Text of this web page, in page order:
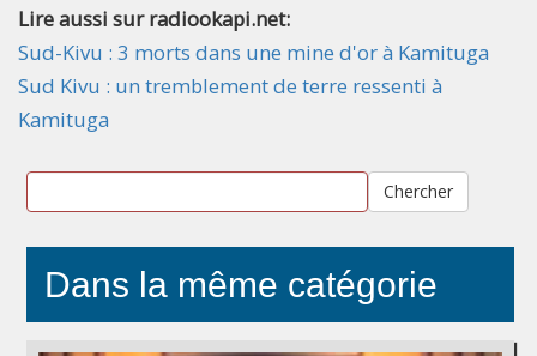
Lire aussi sur radiookapi.net:
Sud-Kivu : 3 morts dans une mine d'or à Kamituga
Sud Kivu : un tremblement de terre ressenti à
Kamituga
Chercher
Dans la même catégorie